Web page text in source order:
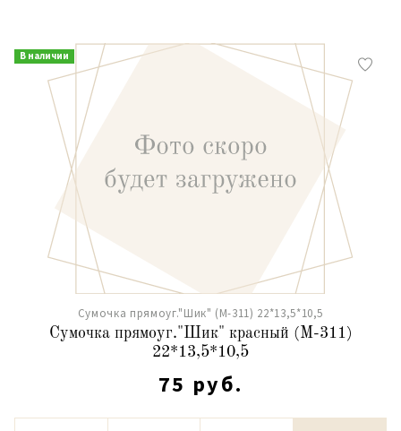
В наличии
Сумочка прямоуг."Шик" (М-311) 22*13,5*10,5
Сумочка прямоуг."Шик" красный (М-311)
22*13,5*10,5
75 руб.